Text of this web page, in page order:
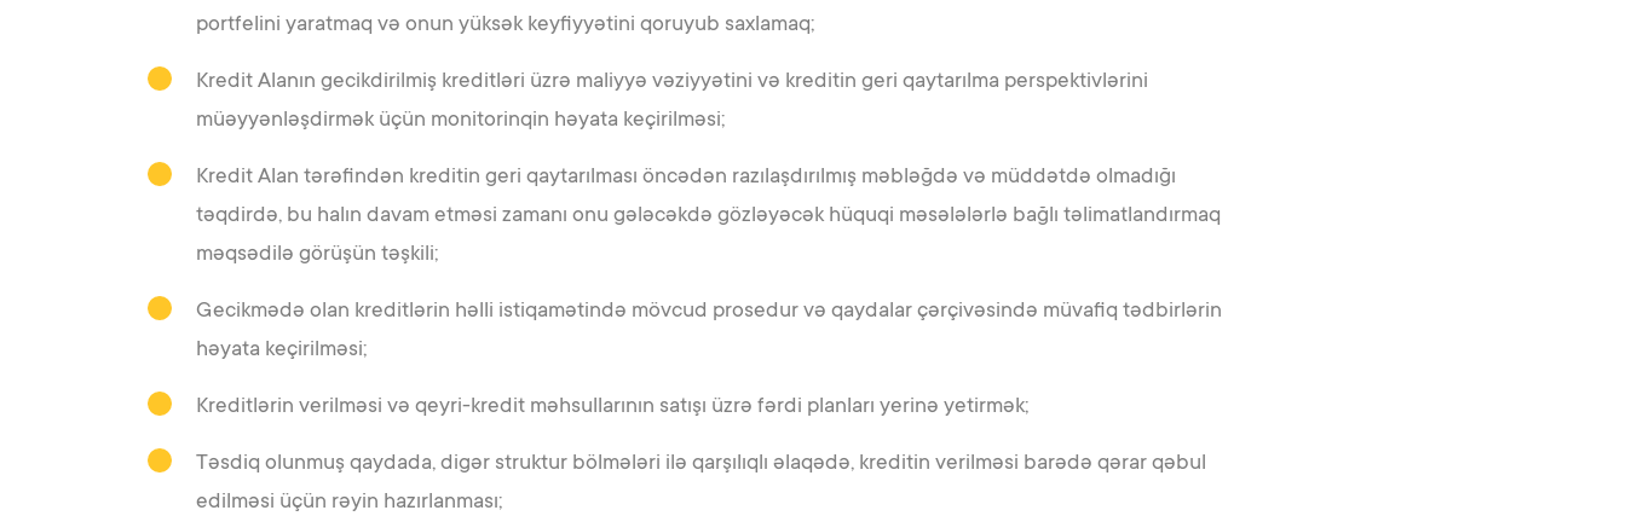
portfelini yaratmaq və onun yüksək keyfiyyətini qoruyub saxlamaq;
Kredit Alanın gecikdirilmiş kreditləri üzrə maliyyə vəziyyətini və kreditin geri qaytarılma perspektivlərini
müəyyənləşdirmək üçün monitorinqin həyata keçirilməsi;
Kredit Alan tərəfindən kreditin geri qaytarılması öncədən razılaşdırılmış məbləğdə və müddətdə olmadığı
təqdirdə, bu halın davam etməsi zamanı onu gələcəkdə gözləyəcək hüquqi məsələlərlə bağlı təlimatlandırmaq
məqsədilə görüşün təşkili;
Gecikmədə olan kreditlərin həlli istiqamətində mövcud prosedur və qaydalar çərçivəsində müvafiq tədbirlərin
həyata keçirilməsi;
Kreditlərin verilməsi və qeyri-kredit məhsullarının satışı üzrə fərdi planları yerinə yetirmək;
Təsdiq olunmuş qaydada, digər struktur bölmələri ilə qarşılıqlı əlaqədə, kreditin verilməsi barədə qərar qəbul
edilməsi üçün rəyin hazırlanması;